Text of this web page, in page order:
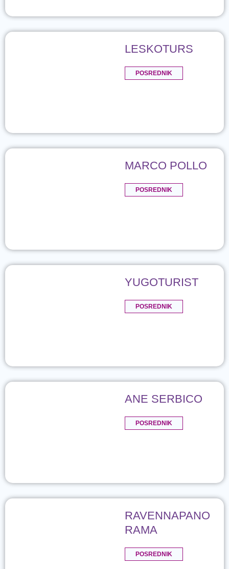
LESKOTURS
POSREDNIK
MARCO POLLO
POSREDNIK
YUGOTURIST
POSREDNIK
ANE SERBICO
POSREDNIK
RAVENNAPANO
RAMA
POSREDNIK